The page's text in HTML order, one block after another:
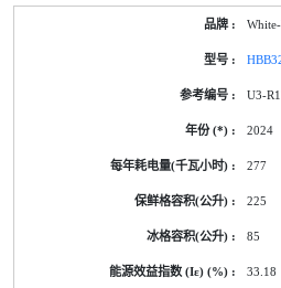
U3-
2024
277
225
85
33.18